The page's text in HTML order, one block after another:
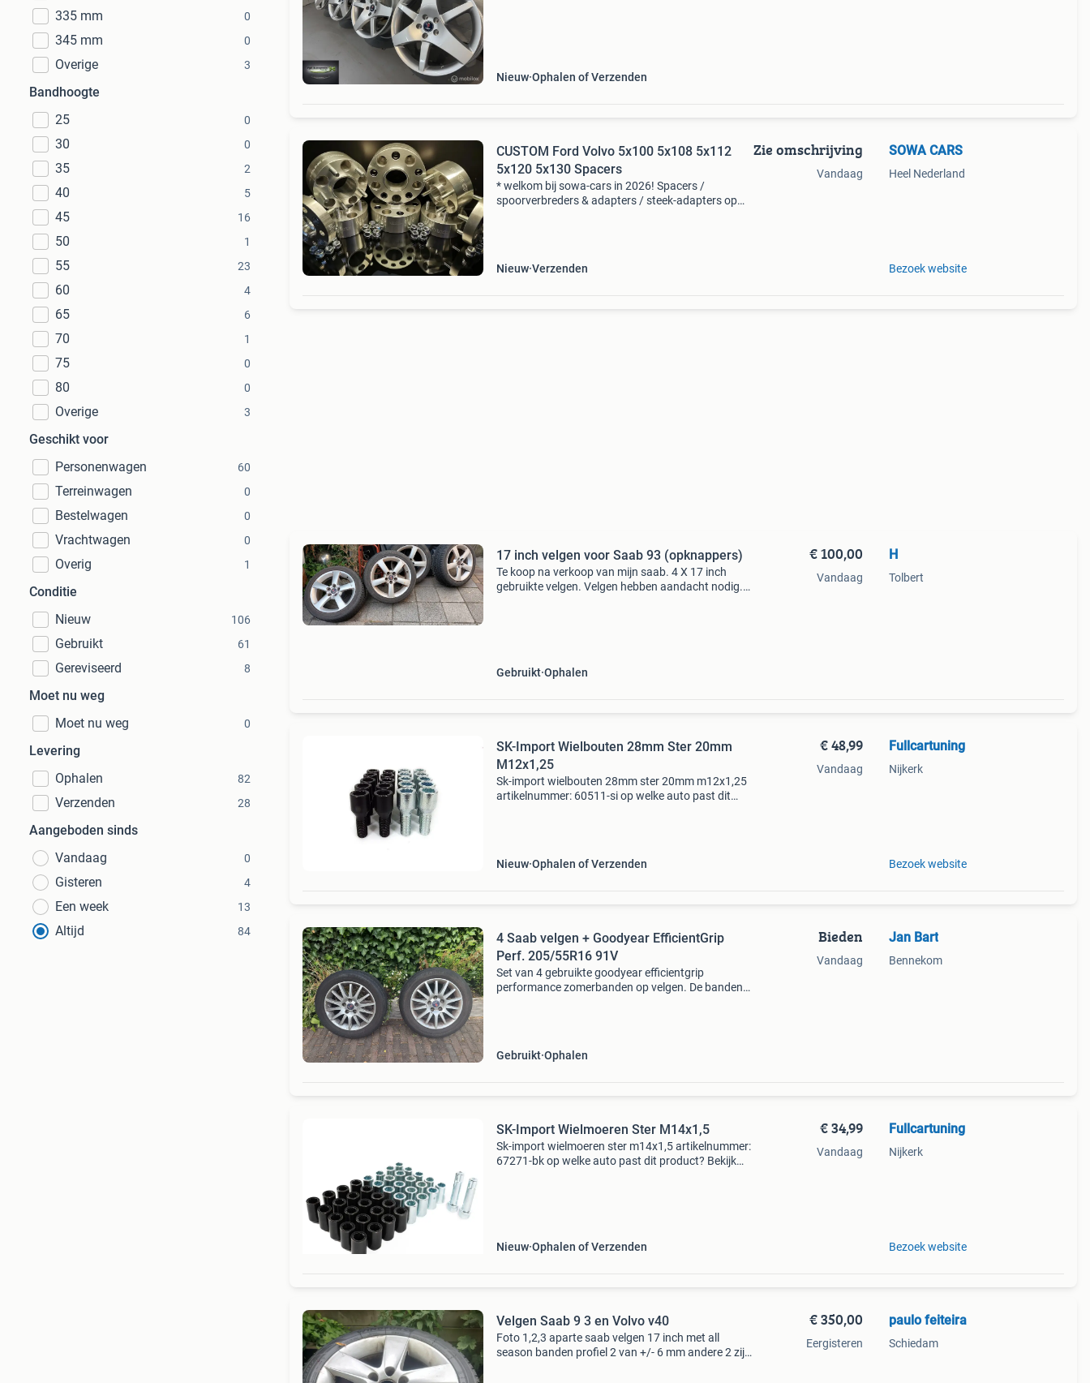
335 mm 0
345 mm 0
Overige 3
Bandhoogte
25
0
30 0
35 2
40 5
45 16
50 1
55 23
60 4
65 6
70 1
75 0
80 0
Overige 3
Geschikt voor
Personenwagen
60
Terreinwagen 0
Bestelwagen 0
Vrachtwagen 0
Overig 1
Conditie
Nieuw
106
Gebruikt 61
Gereviseerd 8
Moet nu weg
Moet nu weg
0
Levering
Ophalen
82
Verzenden 28
Aangeboden sinds
Vandaag
0
Gisteren 4
Een week 13
Altijd 84
Nieuw Ophalen of Verzenden
CUSTOM Ford Volvo 5x100 5x108 5x112
5x120 5x130 Spacers
* welkom bij sowa-cars in 2026! Spacers /
spoorverbreders & adapters / steek-adapters op
Nieuw Verzenden
Zie omschrijving
Vandaag
SOWA CARS
Heel Nederland
Bezoek website
17 inch velgen voor Saab 93 (opknappers)
Te koop na verkoop van mijn saab. 4 X 17 inch
gebruikte velgen. Velgen hebben aandacht nodig.
Gebruikt Ophalen
€ 100,00
Vandaag
H
Tolbert
SK-Import Wielbouten 28mm Ster 20mm
M12x1,25
Sk-import wielbouten 28mm ster 20mm m12x1,25
artikelnummer: 60511-si op welke auto past dit
Nieuw Ophalen of Verzenden
€ 48,99
Vandaag
Fullcartuning
Nijkerk
Bezoek website
4 Saab velgen + Goodyear EfficientGrip
Perf. 205/55R16 91V
Set van 4 gebruikte goodyear efficientgrip
performance zomerbanden op velgen. De banden
Gebruikt Ophalen
Bieden
Vandaag
Jan Bart
Bennekom
SK-Import Wielmoeren Ster M14x1,5
Sk-import wielmoeren ster m14x1,5 artikelnummer:
67271-bk op welke auto past dit product? Bekijk
Nieuw Ophalen of Verzenden
€ 34,99
Vandaag
Fullcartuning
Nijkerk
Bezoek website
Velgen Saab 9 3 en Volvo v40
Foto 1,2,3 aparte saab velgen 17 inch met all
season banden profiel 2 van +/- 6 mm andere 2 zijn
€ 350,00
Eergisteren
paulo feiteira
Schiedam